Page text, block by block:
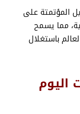
المؤتمتة على
مما يسمح
باستغلال
اليوم